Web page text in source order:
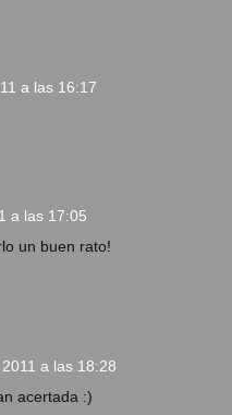
a las 16:17
a las 17:05
un buen rato!
a las 18:28
acertada :)